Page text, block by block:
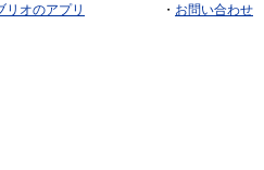
リオのアプリ
・ お問い合わせ